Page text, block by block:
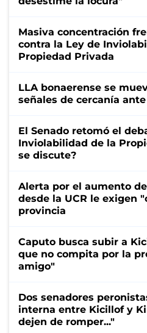
Masiva concentración
contra la Ley de
Propiedad Privada
LLA bonaerense se
señales de cercanía
El Senado retomó el
Inviolabilidad de la
se discute?
Alerta por el aumento
desde la UCR le exigen
provincia
Caputo busca subir a
que no compita por la
amigo"
Dos senadores
interna entre Kicillof y
dejen de romper..."